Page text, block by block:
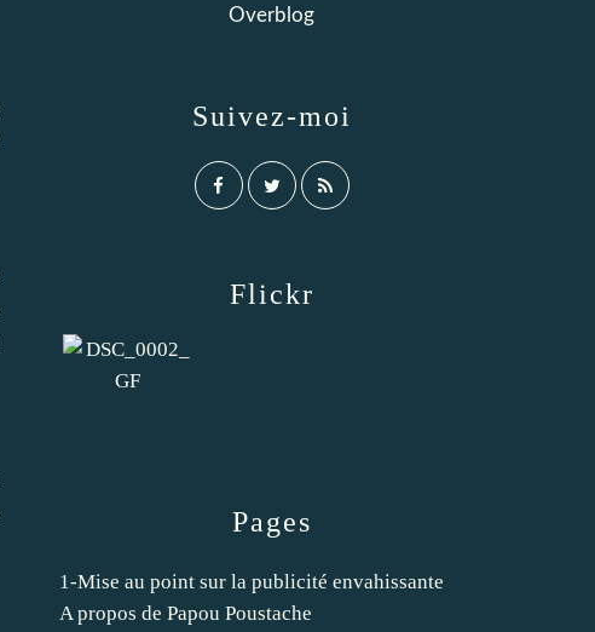
Pages
1-Mise au point sur la publicité envahissante
A propos de Papou Poustache
Overblog
Suivez-moi
Flickr